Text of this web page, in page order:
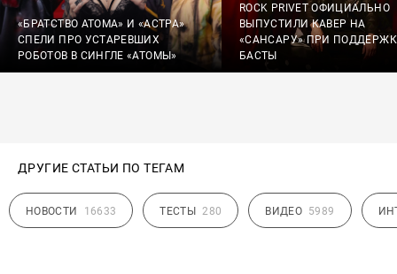
«БРАТСТВО АТОМА» И «АСТРА»
СПЕЛИ ПРО УСТАРЕВШИХ
РОБОТОВ В СИНГЛЕ «АТОМЫ»
ROCK PRIVET ОФИЦИАЛЬНО
ВЫПУСТИЛИ КАВЕР НА
«САНСАРУ» ПРИ
БАСТЫ
ДРУГИЕ СТАТЬИ ПО ТЕГАМ
НОВОСТИ 16633 ТЕСТЫ 280 ВИДЕО 5989